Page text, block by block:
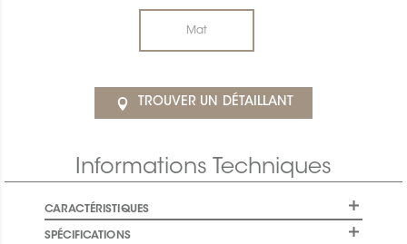
Mat
TROUVER UN DÉTAILLANT
Informations Techniques
CARACTÉRISTIQUES
SPÉCIFICATIONS